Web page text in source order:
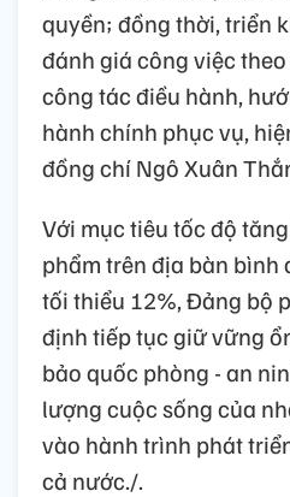
quyền; đồng thời, triển
đánh giá công việc
công tác điều hành,
hành chính phục vụ,
đồng chí Ngô Xuân
Với mục tiêu tốc độ
phẩm trên địa bàn bình
tối thiểu 12%, Đảng bộ
định tiếp tục giữ vững
bảo quốc phòng - an
lượng cuộc sống của
vào hành trình phát
cả nước./.